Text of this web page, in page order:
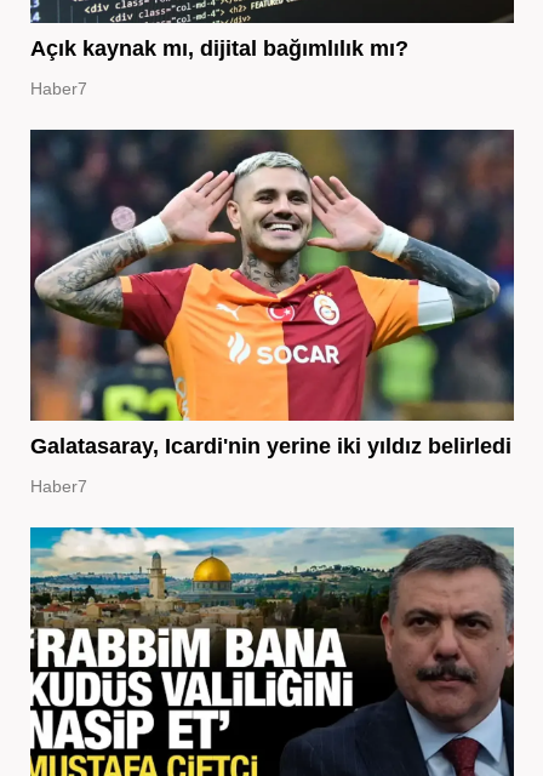
Açık kaynak mı, dijital bağımlılık mı?
Haber7
Galatasaray, Icardi'nin yerine iki yıldız belirledi
Haber7